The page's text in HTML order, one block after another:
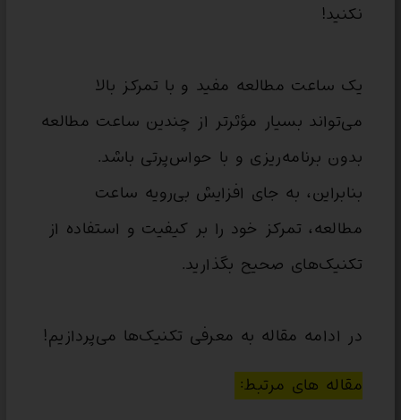
نکنید!
یک ساعت مطالعه مفید و با تمرکز بالا
می‌تواند بسیار مؤثرتر از چندین ساعت مطالعه
بدون برنامه‌ریزی و با حواس‌پرتی باشد.
بنابراین، به جای افزایش بی‌رویه ساعت
مطالعه، تمرکز خود را بر کیفیت و استفاده از
تکنیک‌های صحیح بگذارید.
در ادامه مقاله به معرفی تکنیک‌ها می‌پردازیم!
مقاله های مرتبط: